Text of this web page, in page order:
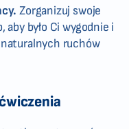
Zorganizuj swoje
było Ci wygodnie i
ruchów